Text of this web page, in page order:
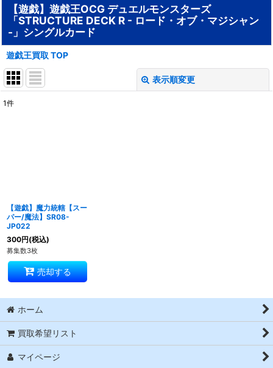
【遊戯】遊戯王OCG デュエルモンスターズ
「STRUCTURE DECK R - ロード・オブ・マジシャン
-」シングルカード
遊戯王買取 TOP
表示順変更
1件
【遊戯】魔力統轄【スー
パー/魔法】SR08-
JP022
300円(税込)
募集数3枚
売却する
ホーム
買取希望リスト
マイページ